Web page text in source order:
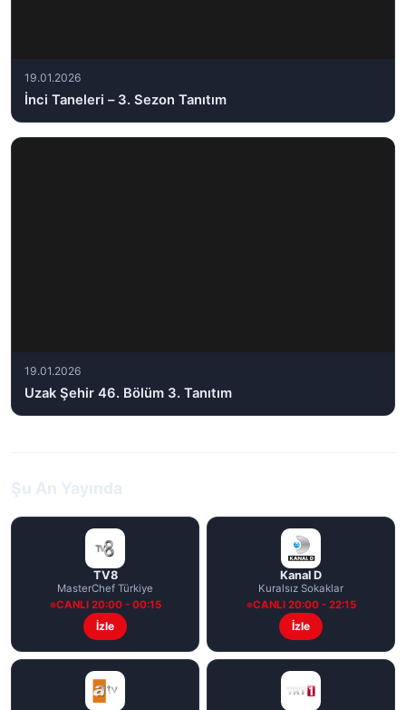
19.01.2026
İnci Taneleri – 3. Sezon Tanıtım
19.01.2026
Uzak Şehir 46. Bölüm 3. Tanıtım
TV8
MasterChef Türkiye
CANLI 20:00 - 00:15
İzle
Kanal D
Kuralsız Sokaklar
CANLI 20:00 - 22:15
İzle